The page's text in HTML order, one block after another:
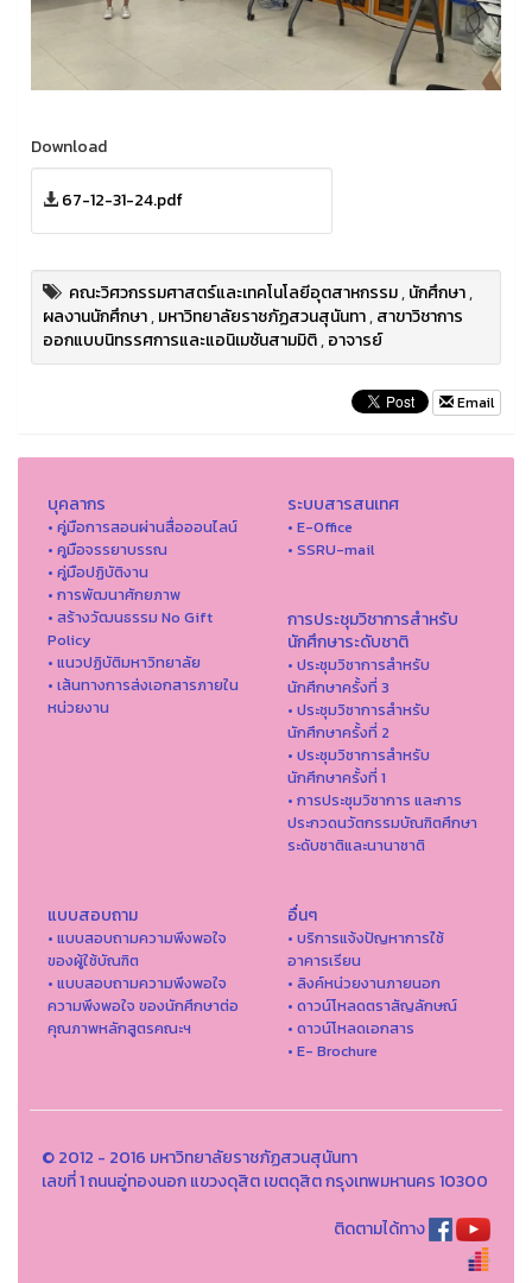
Download
67-12-31-24.pdf
คณะวิศวกรรมศาสตร์และเทคโนโลยีอุตสาหกรรม,นักศึกษา,
ผลงานนักศึกษา,มหาวิทยาลัยราชภัฏสวนสุนันทา,สาขาวิชาการ
ออกแบบนิทรรศการและแอนิเมชันสามมิติ,อาจารย์
Email
บุคลากร
• คู่มือการสอนผ่านสื่อออนไลน์
• คูมือจรรยาบรรณ
• คู่มือปฏิบัติงาน
• การพัฒนาศักยภาพ
• สร้างวัฒนธรรม No Gift
Policy
• แนวปฏิบัติมหาวิทยาลัย
• เส้นทางการส่งเอกสารภายใน
หน่วยงาน
ระบบสารสนเทศ
• E-Office
• SSRU-mail
การประชุมวิชาการสำหรับ
นักศึกษาระดับชาติ
• ประชุมวิชาการสำหรับ
นักศึกษาครั้งที่ 3
• ประชุมวิชาการสำหรับ
นักศึกษาครั้งที่ 2
• ประชุมวิชาการสำหรับ
นักศึกษาครั้งที่ 1
• การประชุมวิชาการ และการ
ประกวดนวัตกรรมบัณฑิตศึกษา
ระดับชาติและนานาชาติ
แบบสอบถาม
• แบบสอบถามความพึงพอใจ
ของผู้ใช้บัณฑิต
• แบบสอบถามความพึงพอใจ
ความพึงพอใจ ของนักศึกษาต่อ
คุณภาพหลักสูตรคณะฯ
อื่นๆ
• บริการแจ้งปัญหาการใ่ช้
อาคารเรียน
• ลิงค์หน่วยงานภายนอก
• ดาวน์โหลดตราสัญลักษณ์
• ดาวน์โหลดเอกสาร
• E- Brochure
© 2012 - 2016 มหาวิทยาลัยราชภัฏสวนสุนันทา
เลขที่ 1 ถนนอู่ทองนอก แขวงดุสิต เขตดุสิต กรุงเทพมหานคร 10300
ติดตามได้ทาง